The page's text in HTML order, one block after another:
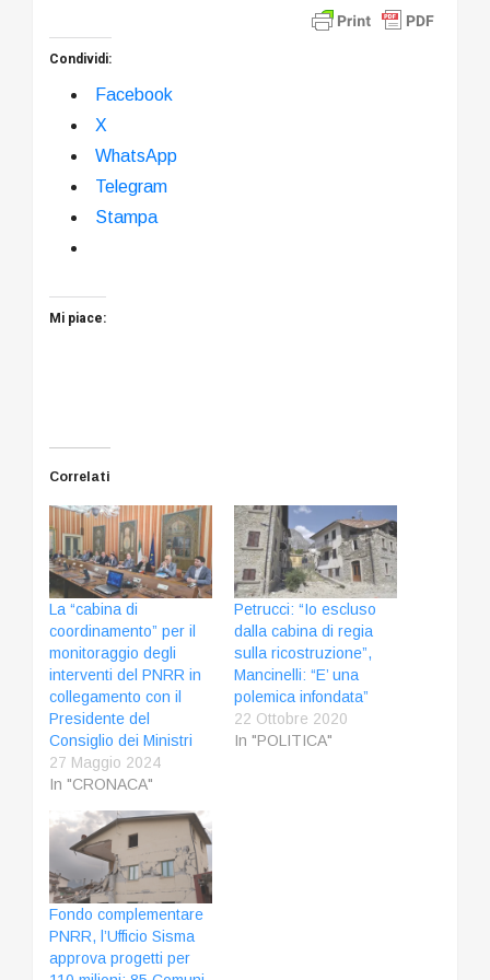
Condividi:
Facebook
X
WhatsApp
Telegram
Stampa
Mi piace:
Correlati
La “cabina di
coordinamento” per il
monitoraggio degli
interventi del PNRR in
collegamento con il
Presidente del
Consiglio dei Ministri
27 Maggio 2024
In "CRONACA"
Petrucci: “Io escluso
dalla cabina di regia
sulla ricostruzione”,
Mancinelli: “E’ una
polemica infondata”
22 Ottobre 2020
In "POLITICA"
Fondo complementare
PNRR, l’Ufficio Sisma
approva progetti per